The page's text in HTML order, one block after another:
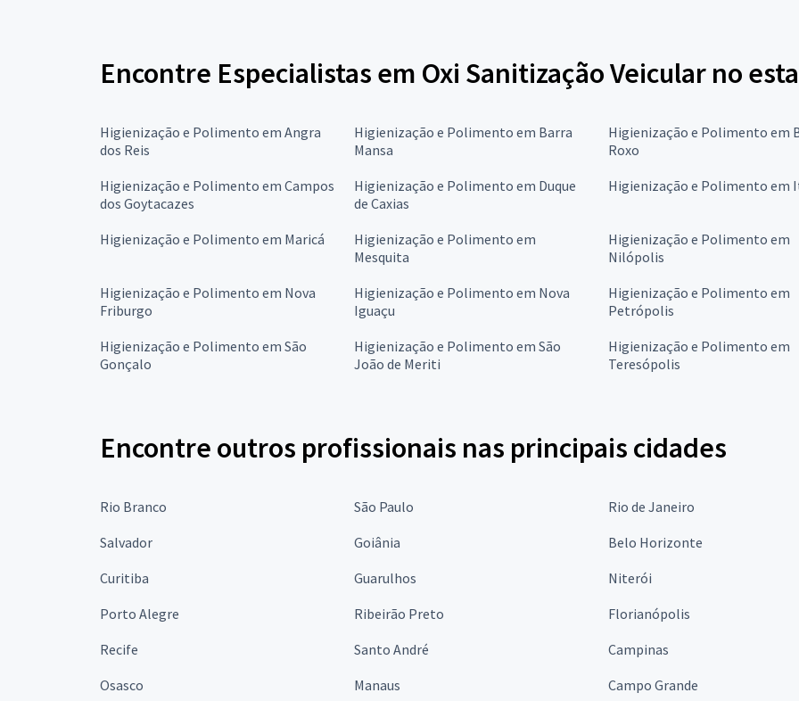
Encontre Especialistas em Oxi Sanitização Veicular no
Higienização e Polimento em Angra
dos Reis
Higienização e Polimento em Barra
Mansa
Higienização e Polimento em
Roxo
Higienização e Polimento em Campos
dos Goytacazes
Higienização e Polimento em Duque
de Caxias
Higienização e Polimento em
Higienização e Polimento em Maricá
Higienização e Polimento em
Mesquita
Higienização e Polimento em
Nilópolis
Higienização e Polimento em Nova
Friburgo
Higienização e Polimento em Nova
Iguaçu
Higienização e Polimento em
Petrópolis
Higienização e Polimento em São
Gonçalo
Higienização e Polimento em São
João de Meriti
Higienização e Polimento em
Teresópolis
Encontre outros profissionais nas principais cidades
Rio Branco São Paulo Rio de Janeiro
Salvador
Goiânia Belo Horizonte
Curitiba
Guarulhos Niterói
Porto Alegre
Ribeirão Preto Florianópolis
Recife
Santo André Campinas
Osasco
Manaus Campo Grande